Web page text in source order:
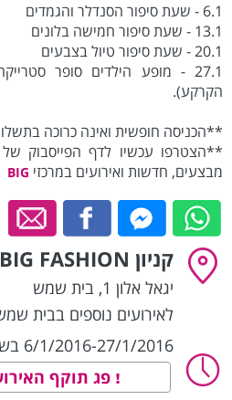
6.1 - שעת סיפור הסנדלר והגמדים
13.1 - שעת סיפור חמישה בלונים
20.1 - שעת סיפור טיול בצבעים
27.1 - מופע הילדים סופר
הקרקע).
**הכניסה חופשית ואינה כרוכה
מבצעים, חדשות ואירועים במרכזי BIG
קניון BIG FASHION בית שמש
יגאל אלון 1 , בית שמש
לאירועים נוספים בבית
6/1/2016-27/1/2016 בשעה 17:00
פג תוקף